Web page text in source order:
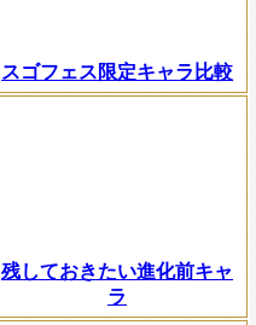
スゴフェス限定キャラ比較
残しておきたい進化前キャ
ラ